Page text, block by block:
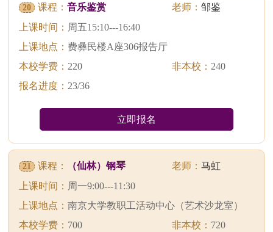
20 课程：音乐鉴赏 老师： 邹鉴
上课时间： 周五15:10---16:40
上课地点： 费彝民楼A座306报告厅
本校学费： 220 非本校： 240
报名进度： 23/36
立即报名
21 课程： （仙林）钢琴 老师： 马虹
上课时间： 周一9:00---11:30
上课地点：南京大学教职工活动中心（艺术沙龙室）
本校学费： 700 非本校： 720